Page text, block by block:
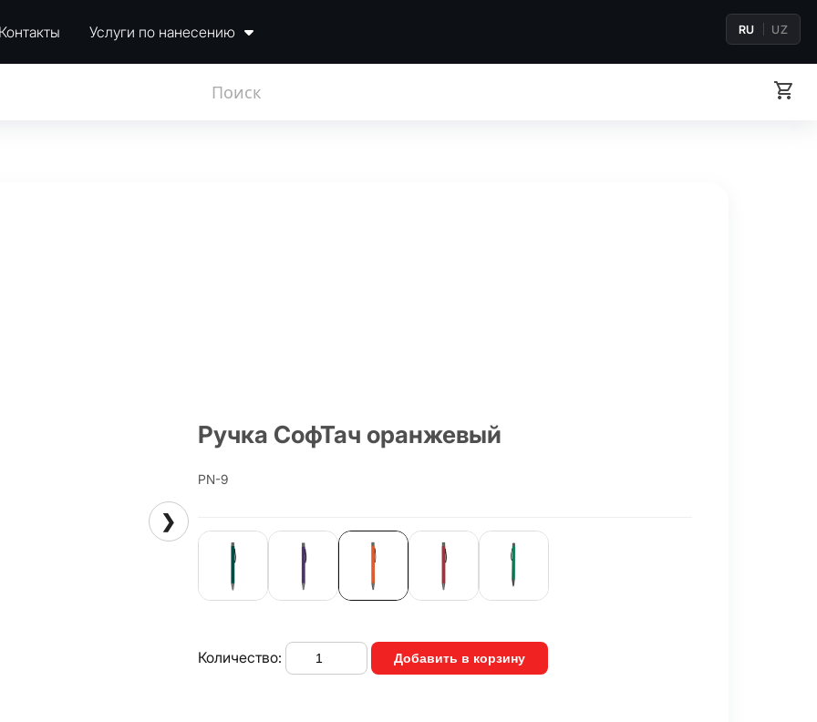
Услуги по нанесению RU UZ
❯
Ручка СофТач оранжевый
PN-9
Количество: Добавить в корзину